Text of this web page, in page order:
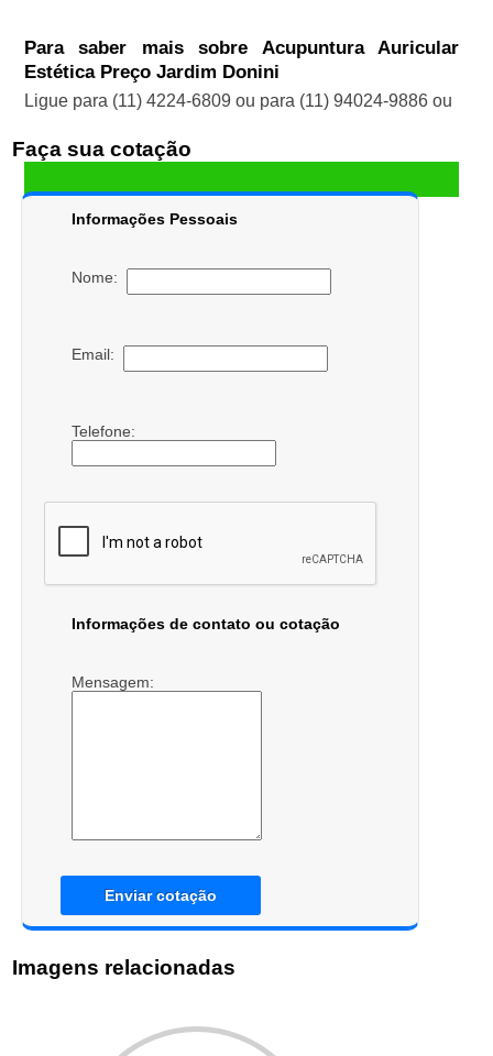
Para saber mais sobre Acupuntura Auricular
Estética Preço Jardim Donini
Ligue para (11) 4224-6809 ou para (11) 94024-9886ou
Faça sua cotação
Informações Pessoais
Nome:
Email:
Telefone:
Informações de contato ou cotação
Mensagem:
Enviar cotação
Imagens relacionadas